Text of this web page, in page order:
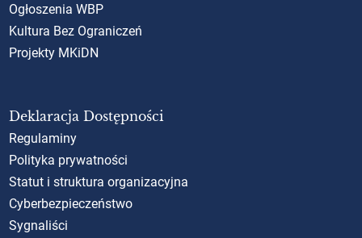
Ogłoszenia WBP
Kultura Bez Ograniczeń
Projekty MKiDN
Deklaracja Dostępności
Regulaminy
Polityka prywatności
Statut i struktura organizacyjna
Cyberbezpieczeństwo
Sygnaliści